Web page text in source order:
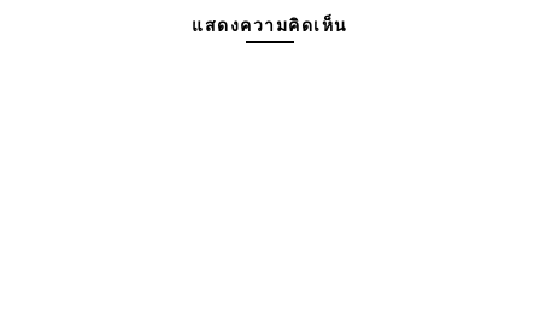
แสดงความคิดเห็น